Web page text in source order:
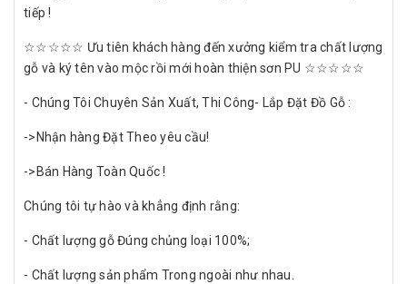
tiếp !
☆☆☆☆☆ Ưu tiên khách hàng đến xưởng kiểm tra chất lượng
gỗ và ký tên vào mộc rồi mới hoàn thiện sơn PU ☆☆☆☆☆
- Chúng Tôi Chuyên Sản Xuất, Thi Công- Lắp Đặt Đồ Gỗ :
->Nhận hàng Đặt Theo yêu cầu!
->Bán Hàng Toàn Quốc !
Chúng tôi tự hào và khẳng định rằng:
- Chất lượng gỗ Đúng chủng loại 100%;
- Chất lượng sản phẩm Trong ngoài như nhau.